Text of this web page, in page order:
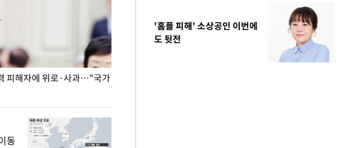
피해자에 위로·사과…"국가
동
'홈플 피해' 소상공인 이번에
도 뒷전